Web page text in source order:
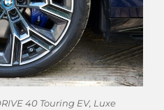
40 Touring EV, Luxe